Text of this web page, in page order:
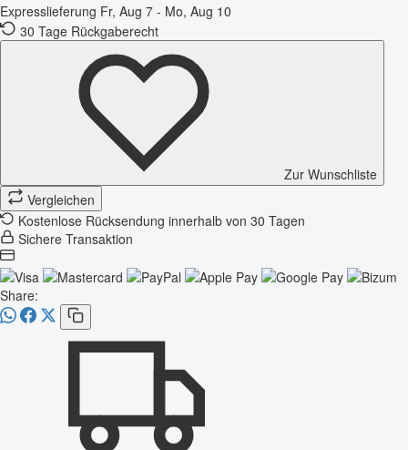
Expresslieferung Fr, Aug 7 - Mo, Aug 10
30 Tage Rückgaberecht
Zur Wunschliste
Vergleichen
Kostenlose Rücksendung innerhalb von 30 Tagen
Sichere Transaktion
Share: